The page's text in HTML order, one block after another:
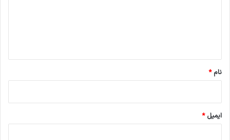
نام*
ایمیل*